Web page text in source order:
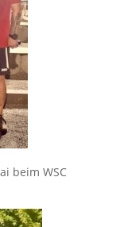
beim WSC